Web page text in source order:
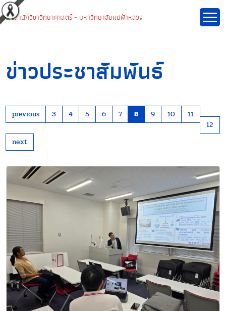
ข่าวประชาสัมพันธ์
previous …
3 4 5 6 7 8 9 10
11
12
…
next